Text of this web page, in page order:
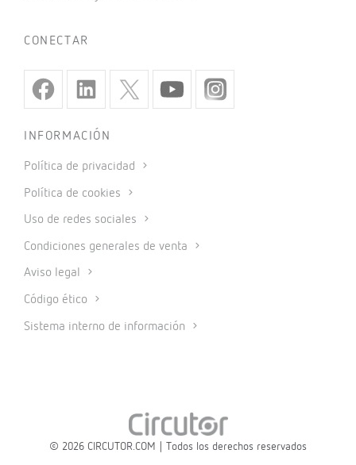
CONECTAR
INFORMACIÓN
Política de privacidad
Política de cookies
Uso de redes sociales
Condiciones generales de venta
Aviso legal
Código ético
Sistema interno de información
© 2026 CIRCUTOR.COM | Todos los derechos reservados